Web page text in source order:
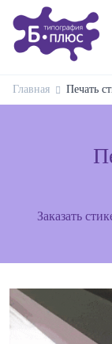
Главная Печать
Заказать